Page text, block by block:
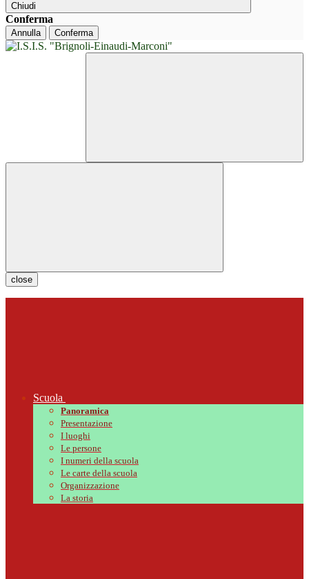
Chiudi
Conferma
Annulla Conferma
close
Scuola
Panoramica
Presentazione
I luoghi
Le persone
I numeri della scuola
Le carte della scuola
Organizzazione
La storia